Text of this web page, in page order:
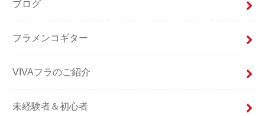
ブログ
フラメンコギター
VIVAフラのご紹介
未経験者＆初心者